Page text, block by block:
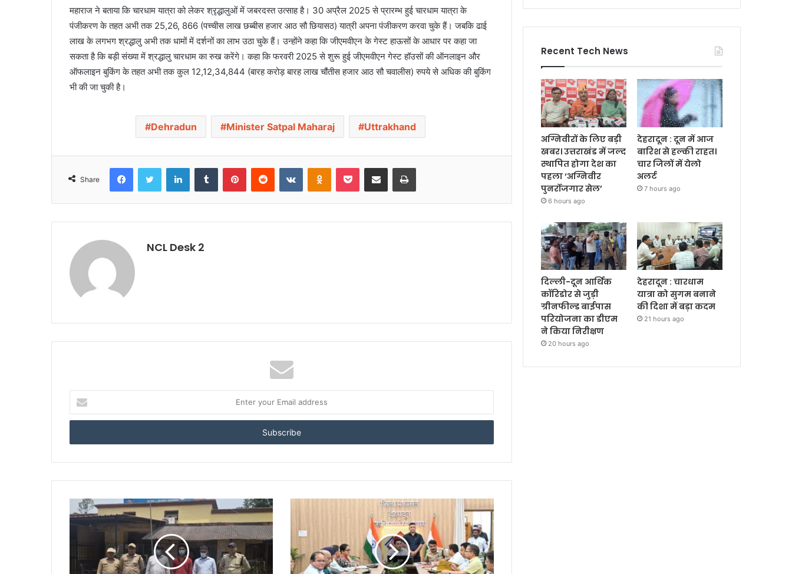
महाराज ने बताया कि चारधाम यात्रा को लेकर श्रृद्धालुओं में जबरदस्त उत्साह है। 30 अप्रैल 2025 से प्रारम्भ हुई चारधाम यात्रा के
पंजीकरण के तहत अभी तक 25,26, 866 (पच्चीस लाख छब्बीस हजार आठ सौ छियासठ) यात्री अपना पंजीकरण करवा चुके हैं। जबकि ढाई
लाख के लगभग श्रद्धालु अभी तक धामों में दर्शनों का लाभ उठा चुके हैं। उन्होंने कहा कि जीएमवीएन के गेस्ट हाऊसों के आधार पर कहा जा
सकता है कि बड़ी संख्या में श्रद्धालु चारधाम का रुख करेंगे। कहा कि फरवरी 2025 से शुरू हुई जीएमवीएन गेस्ट हॉउसों की ऑनलाइन और
ऑफलाइन बुकिंग के तहत अभी तक कुल 12,12,34,844 (बारह करोड़ बारह लाख चौंतीस हजार आठ सौ चवालीस) रुपये से अधिक की बुकिंग
भी की जा चुकी है।
Dehradun Minister Satpal Maharaj Uttrakhand
Share
NCL Desk 2
t
r
u
m
Recent Tech News
अग्निवीरों के लिए बड़ी
खबर। उत्तराखंड में जल्द
स्थापित होगा देश का
पहला ‘अग्निवीर
पुनर्रोजगार सेल’
6 hours ago
देहरादून : दून में आज
बारिश से हल्की राहत।
चार जिलों में येलो
अलर्ट
7 hours ago
दिल्ली-दून आर्थिक
कॉरिडोर से जुड़ी
ग्रीनफील्ड बाईपास
परियोजना का डीएम
ने किया निरीक्षण
20 hours ago
देहरादून : चारधाम
यात्रा को सुगम बनाने
की दिशा में बड़ा कदम
21 hours ago